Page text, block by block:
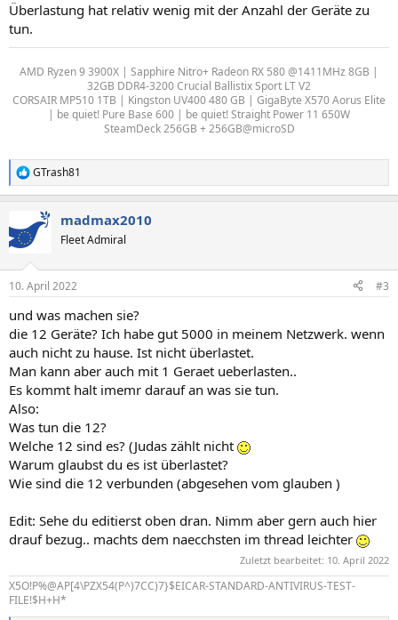
Überlastung hat relativ wenig mit der Anzahl der Geräte zu
tun.
AMD Ryzen 9 3900X | Sapphire Nitro+ Radeon RX 580 @1411MHz 8GB |
32GB DDR4-3200 Crucial Ballistix Sport LT V2
CORSAIR MP510 1TB | Kingston UV400 480 GB | GigaByte X570 Aorus Elite
| be quiet! Pure Base 600 | be quiet! Straight Power 11 650W
SteamDeck 256GB + 256GB@microSD
R
e
t
i
e
:
GTrash81
madmax2010
Fleet Admiral
10. April 2022 #3
und was machen sie?
die 12 Geräte? Ich habe gut 5000 in meinem Netzwerk. wenn
auch nicht zu hause. Ist nicht überlastet.
Man kann aber auch mit 1 Geraet ueberlasten..
Es kommt halt imemr darauf an was sie tun.
Also:
Was tun die 12?
Welche 12 sind es? (Judas zählt nicht
Warum glaubst du es ist überlastet?
Wie sind die 12 verbunden (abgesehen vom glauben )
Edit: Sehe du editierst oben dran. Nimm aber gern auch hier
drauf bezug.. machts dem naecchsten im thread leichter
Zuletzt bearbeitet: 10. April 2022
X5O!P%@AP[4\PZX54(P^)7CC)7}$EICAR-STANDARD-ANTIVIRUS-TEST-
FILE!$H+H*